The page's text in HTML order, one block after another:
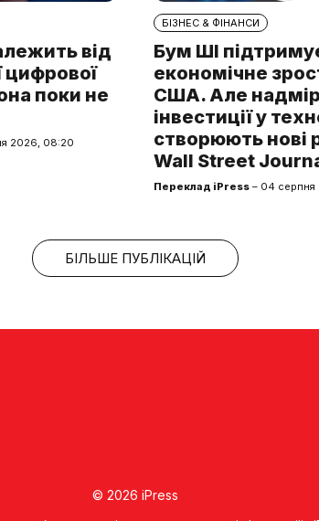
від
цифрової
поки не
2026, 08:20
БІЗНЕС & ФІНАНСИ
Бум ШІ
економічне
США. Але
інвестиції у
створюють нові
Wall Street
Переклад iPress – 04 серпня
БІЛЬШЕ ПУБЛІКАЦІЙ
© 2026 iPress